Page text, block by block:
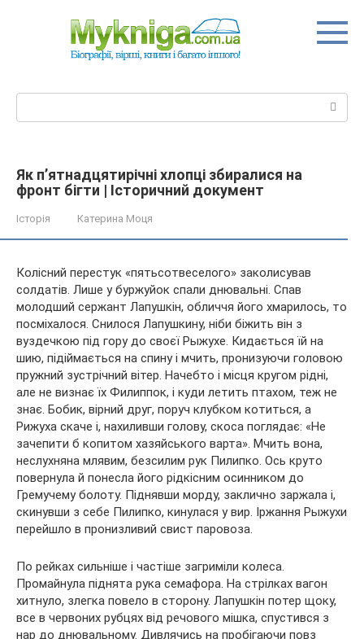
Як п’ятнадцятирічні хлопці збиралися на
фронт бігти | Історичний документ
Історія Катерина Моця
Колісний перестук «пятьсотвеселого» заколисував
солдатів. Лише у буржуйок спали днювальні. Спав
молодший сержант Лапушкін, обличчя його хмарилось, то
посміхалося. Снилося Лапушкину, ніби біжить він з
вуздечкою під гору до своєї Рыжухе. Кидається їй на
шию, підіймається на спину і мчить, пронизуючи головою
пружний зустрічний вітер. Начебто і місця кругом рідні,
але не визнає їх Филиппок, і куди летить птахом, теж не
знає. Бобик, вірний друг, поруч клубком котиться, а
Рижуха скаче і, нахиливши голову, скоса поглядає: «Не
зачепити б копитом хазяйського варта». Мчить вона,
неслухняна млявим, безсилим рук Пилипко. Ось круто
повернула й понесла його рідкісним осинником до
Гремучему болоту. Піднявши морду, заклично заржала і,
скинувши з себе Пилипко, кинулася у вир. Іржання Рыжухи
перейшло в пронизливий свист паровоза.
По рейках сильніше і частіше загриміли колеса.
Промайнула піднята рука семафора. На стрілках вагон
хитнуло, злегка повело в сторону. Лапушкін потер щоку,
все в червоних рубцях від речового мішка, спустився з
нар до днювальному. Дивлячись на пробігаючи повз